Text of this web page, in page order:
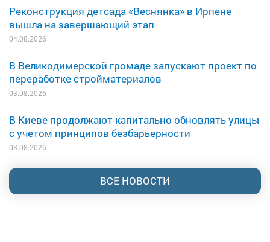
Реконструкция детсада «Веснянка» в Ирпене
вышла на завершающий этап
04.08.2026
В Великодимерской громаде запускают проект по
переработке стройматериалов
03.08.2026
В Киеве продолжают капитально обновлять улицы
с учетом принципов безбарьерности
03.08.2026
ВСЕ НОВОСТИ